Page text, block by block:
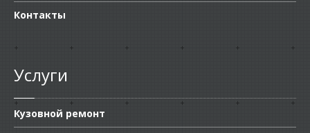
Контакты
Услуги
Кузовной ремонт